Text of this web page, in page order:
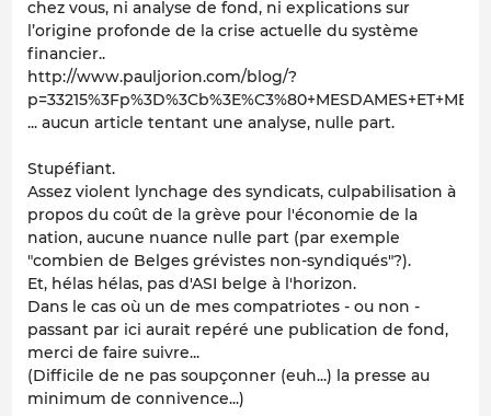
chez vous, ni analyse de fond, ni explications sur
l’origine profonde de la crise actuelle du système
financier..
http://www.pauljorion.com/blog/?
... aucun article tentant une analyse, nulle part.
Stupéfiant.
Assez violent lynchage des syndicats, culpabilisation à
propos du coût de la grève pour l'économie de la
nation, aucune nuance nulle part (par exemple
"combien de Belges grévistes non-syndiqués"?).
Et, hélas hélas, pas d'ASI belge à l'horizon.
Dans le cas où un de mes compatriotes - ou non -
passant par ici aurait repéré une publication de fond,
merci de faire suivre...
(Difficile de ne pas soupçonner (euh...) la presse au
minimum de connivence...)